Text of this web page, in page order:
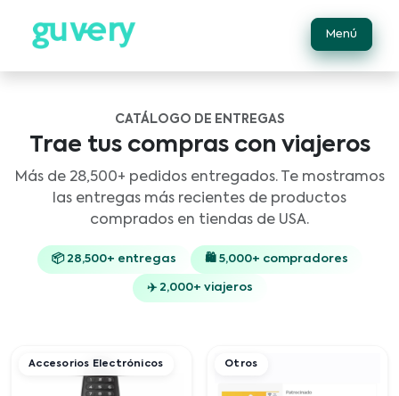
Menú
CATÁLOGO DE ENTREGAS
Trae tus compras con viajeros
Más de 28,500+ pedidos entregados. Te mostramos
las entregas más recientes de productos
comprados en tiendas de USA.
📦 28,500+ entregas 🛍 5,000+ compradores
✈️ 2,000+ viajeros
Accesorios Electrónicos Otros